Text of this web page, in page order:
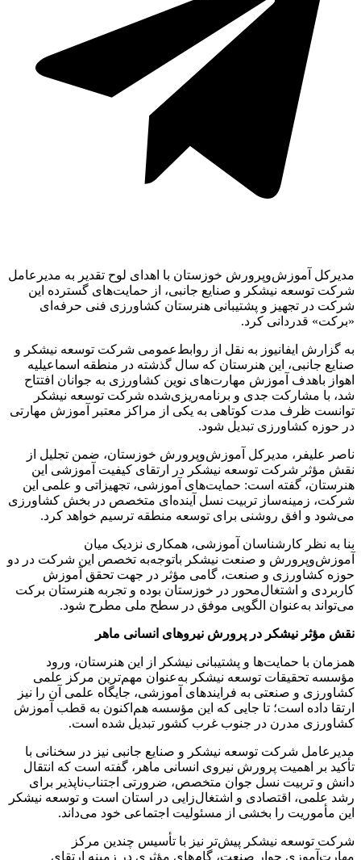
مدیرکل آموزش‌وپرورش خوزستان با اهدای لوح تقدیر به مدیرعامل
شرکت توسعه نیشکر و صنایع جانبی، از حمایت‌های گسترده این
شرکت در تجهیز و پشتیبانی هنرستان کشاورزی فنی حرفه‌ای
«برکت» قدردانی کرد.
به گزارش ایفانیوز به نقل از روابط‌عمومی شرکت توسعه نیشکر و
صنایع جانبی، این هنرستان که سال گذشته در منطقه اسماعیلیه
اهواز باهدف آموزش مهارت‌های نوین کشاورزی به جوانان افتتاح
شد، با مشارکت جدی و برنامه‌ریزی‌شده شرکت توسعه نیشکر
توانست ظرف مدت کوتاهی به یکی از مراکز معتبر آموزش مهارتی
در حوزه کشاورزی تبدیل شود.
ناصر علیفر، مدیرکل آموزش‌وپرورش خوزستان، ضمن تجلیل از
نقش مؤثر شرکت توسعه نیشکر در ارتقای کیفیت آموزشی این
هنرستان، گفته است: حمایت‌های آموزشی، تجهیزاتی و علمی این
شرکت، زمینه‌ساز تربیت نسل آینده‌ای متخصص در بخش کشاورزی
می‌شود و افق روشنی برای توسعه منطقه ترسیم خواهد کرد.
بنا به نظر کارشناسان آموزشی، همکاری نزدیک میان
آموزش‌وپرورش و صنعت نیشکر باتوجه‌به تخصص این شرکت در دو
حوزه کشاورزی و صنعت، گامی مؤثر در جهت تحقق آموزش
کاربردی و اشتغال‌محور در خوزستان بوده و تجربه هنرستان برکت
می‌تواند به‌عنوان الگویی موفق در سطح ملی مطرح شود.
نقش مؤثر نیشکر در پرورش نیروهای انسانی ماهر
همزمان با حمایت‌ها و پشتیبانی نیشکر از این هنرستان، ورود
مؤسسه تحقیقات توسعه نیشکر به‌عنوان مهم‌ترین مرکز علمی
کشاورزی و صنعتی به فرایندهای آموزشی، جایگاه علمی آن را نیز
ارتقا داده است؛ تا جایی که این مؤسسه هم‌اکنون به قطب آموزش
کشاورزی مدرن در جنوب غرب کشور تبدیل شده است.
مدیرعامل شرکت توسعه نیشکر و صنایع جانبی نیز در سخنانی با
تأکید بر اهمیت پرورش نیروی انسانی ماهر، گفته است که انتقال
دانش و تربیت نسل جوان متخصص، ضرورتی اجتناب‌ناپذیر برای
رشد علمی، اقتصادی و اشتغال‌زایی در استان است و توسعه نیشکر
این مأموریت را بخشی از مسئولیت اجتماعی خود می‌داند.
شرکت توسعه نیشکر پیش‌تر نیز با تأسیس چندین مرکز
مهارت‌آموزی جوار صنعت، گام‌های مؤثری در زمینه ارتقای